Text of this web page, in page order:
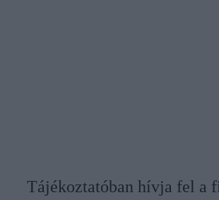
Tájékoztatóban hívja fel a